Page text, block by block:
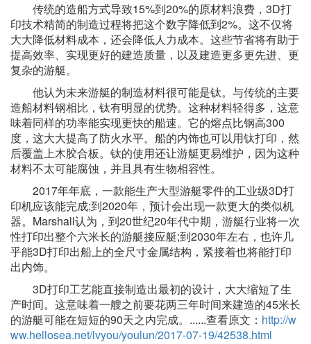
传统的造船方式导致15%到20%的原材料浪费，3D打
印技术精简的制造过程将把这个数字降低到2%。这不仅将
大大降低材料成本，还会降低人力成本。这些节省将有助于
提高效率、实现更好的建造质量，以及建造更多更先进、更
复杂的游艇。
他认为未来游艇的制造材料很可能是钛。与传统的主要
造船材料钢相比，钛有明显的优势。这种材料轻得多，这意
味着同样的功率能实现更快的船速。它的熔点比钢高300
度，这大大提高了防火水平。船的内饰也可以用钛打印，然
后覆盖上木胶合板。钛的使用还让游艇更易维护，因为这种
材料不太可能腐蚀，并且具有生物相容性。
2017年年底，一款能生产大型游艇零件的工业级3D打
印机应该能完成;到2020年，预计会出现一款更大的类似机
器。Marshall认为，到20世纪20年代中期，游艇行业将一次
性打印出整个六米长的游艇接应艇;到2030年左右，也许几
乎能3D打印出船上的全尺寸金属结构，紧接着也将能打印
出内饰。
3D打印工艺能直接制造出最初的设计，大大缩短了生
产时间。这意味着一艘之前要花两三年时间来建造的45米长
的游艇可能在短短的90天之内完成。......查看原文： http://w
ww.hellosea.net/lvyou/youlun/2017-07-19/42538.html